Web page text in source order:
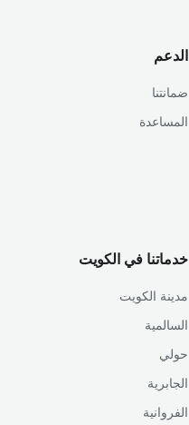
الدعم
ضمانتنا
المساعدة
خدماتنا في الكويت
مدينة الكويت
السالمية
حولي
الجابرية
الفروانية